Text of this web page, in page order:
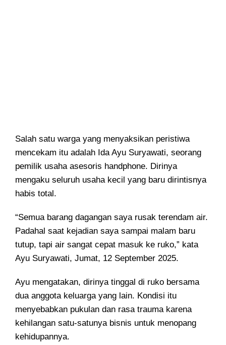
Salah satu warga yang menyaksikan peristiwa
mencekam itu adalah Ida Ayu Suryawati, seorang
pemilik usaha asesoris handphone. Dirinya
mengaku seluruh usaha kecil yang baru dirintisnya
habis total.
“Semua barang dagangan saya rusak terendam air.
Padahal saat kejadian saya sampai malam baru
tutup, tapi air sangat cepat masuk ke ruko,” kata
Ayu Suryawati, Jumat, 12 September 2025.
Ayu mengatakan, dirinya tinggal di ruko bersama
dua anggota keluarga yang lain. Kondisi itu
menyebabkan pukulan dan rasa trauma karena
kehilangan satu-satunya bisnis untuk menopang
kehidupannya.